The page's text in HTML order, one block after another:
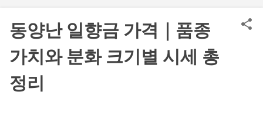
동양난 일향금 가격｜품종
가치와 분화 크기별 시세 총
정리